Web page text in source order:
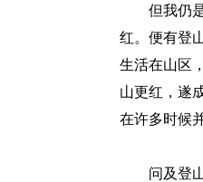
但我仍是
红。便有登
生活在山区
山更红，遂
在许多时候
问及登山